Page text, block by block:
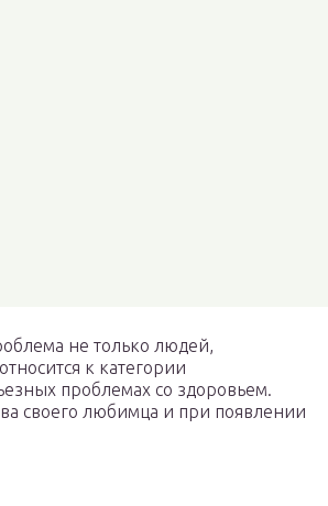
не только людей,
к категории
проблемах со здоровьем.
своего любимца и при появлении